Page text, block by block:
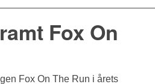
Fox On
Fox On The Run i årets